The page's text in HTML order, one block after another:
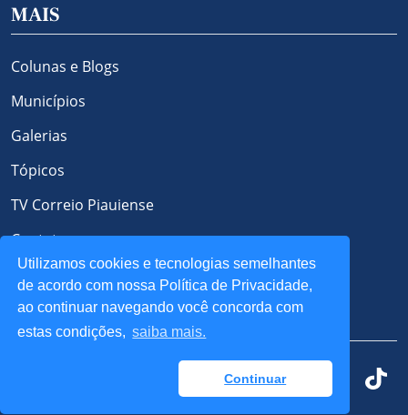
Utilizamos cookies e tecnologias semelhantes
de acordo com nossa Política de Privacidade,
ao continuar navegando você concorda com
estas condições, saiba mais.
Continuar
MAIS
Colunas e Blogs
Municípios
Galerias
Tópicos
TV Correio Piauiense
Contato
Política de Privacidade e Cookies
REDES SOCIAIS